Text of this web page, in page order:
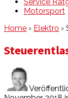
Motorsport
Home › Elektro ›